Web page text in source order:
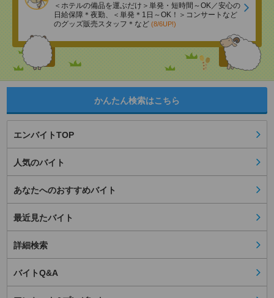
＜ホテルの備品を運ぶだけ＞単発・短時間～OK／安心の
日給保障＊夜勤、＜単発＊1日～OK！＞コンサートなど
のグッズ販売スタッフ＊など (8/6UP!)
かんたん検索はこちら
エンバイトTOP
人気のバイト
あなたへのおすすめバイト
最近見たバイト
詳細検索
バイトQ&A